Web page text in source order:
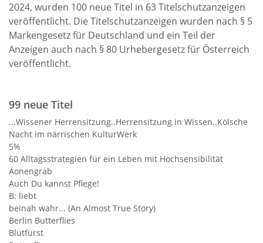
2024, wurden 100 neue Titel in 63 Titelschutzanzeigen
veröffentlicht. Die Titelschutzanzeigen wurden nach § 5
Markengesetz für Deutschland und ein Teil der
Anzeigen auch nach § 80 Urhebergesetz für Österreich
veröffentlicht.
99 neue Titel
...Wissener Herrensitzung..Herrensitzung in Wissen..Kölsche
Nacht im närrischen KulturWerk
5%
60 Alltagsstrategien für ein Leben mit Hochsensibilität
Äonengrab
Auch Du kannst Pflege!
B: liebt
beinah wahr... (An Almost True Story)
Berlin Butterflies
Blutfürst